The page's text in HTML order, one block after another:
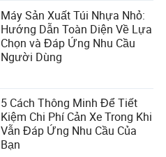
Máy Sản Xuất Túi Nhựa Nhỏ:
Hướng Dẫn Toàn Diện Về Lựa
Chọn và Đáp Ứng Nhu Cầu
Người Dùng
5 Cách Thông Minh Để Tiết
Kiệm Chi Phí Cản Xe Trong Khi
Vẫn Đáp Ứng Nhu Cầu Của
Bạn